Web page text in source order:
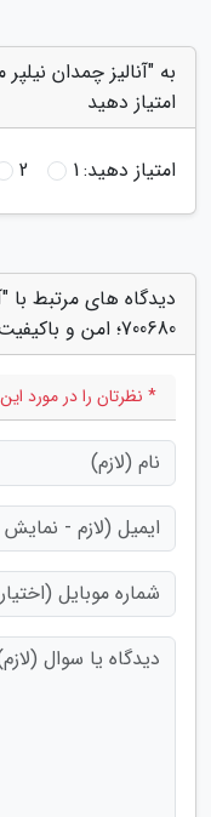
امتیاز دهید
امتیاز دهید:1
2
دیدگاه های مرتبط با
700680؛ امن و باکیفیت"
* نظرتان را در مورد